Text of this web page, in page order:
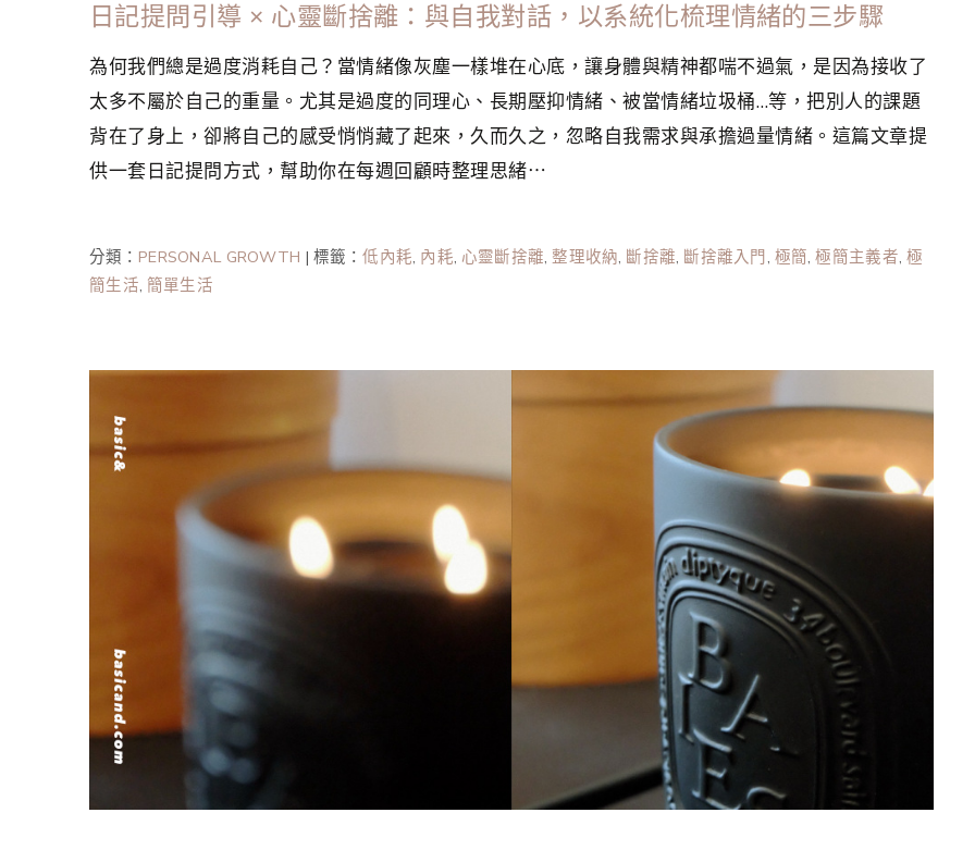
日記提問引導 × 心靈斷捨離：與自我對話，以系統化梳理情緒的三步驟
為何我們總是過度消耗自己？當情緒像灰塵一樣堆在心底，讓身體與精神都喘不過氣，是因為接收了
太多不屬於自己的重量。尤其是過度的同理心、長期壓抑情緒、被當情緒垃圾桶…等，把別人的課題
背在了身上，卻將自己的感受悄悄藏了起來，久而久之，忽略自我需求與承擔過量情緒。這篇文章提
供一套日記提問方式，幫助你在每週回顧時整理思緒⋯
分類： PERSONAL GROWTH |標籤：低內耗, 內耗, 心靈斷捨離, 整理收納, 斷捨離, 斷捨離入門, 極簡,極簡主義者, 極
簡生活, 簡單生活